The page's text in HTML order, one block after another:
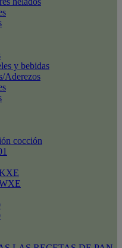
y bebidas
Aderezos
cocción